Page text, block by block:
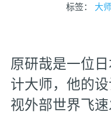
标签： 大
原研哉‌是一位
计大师，他的
视外部世界飞